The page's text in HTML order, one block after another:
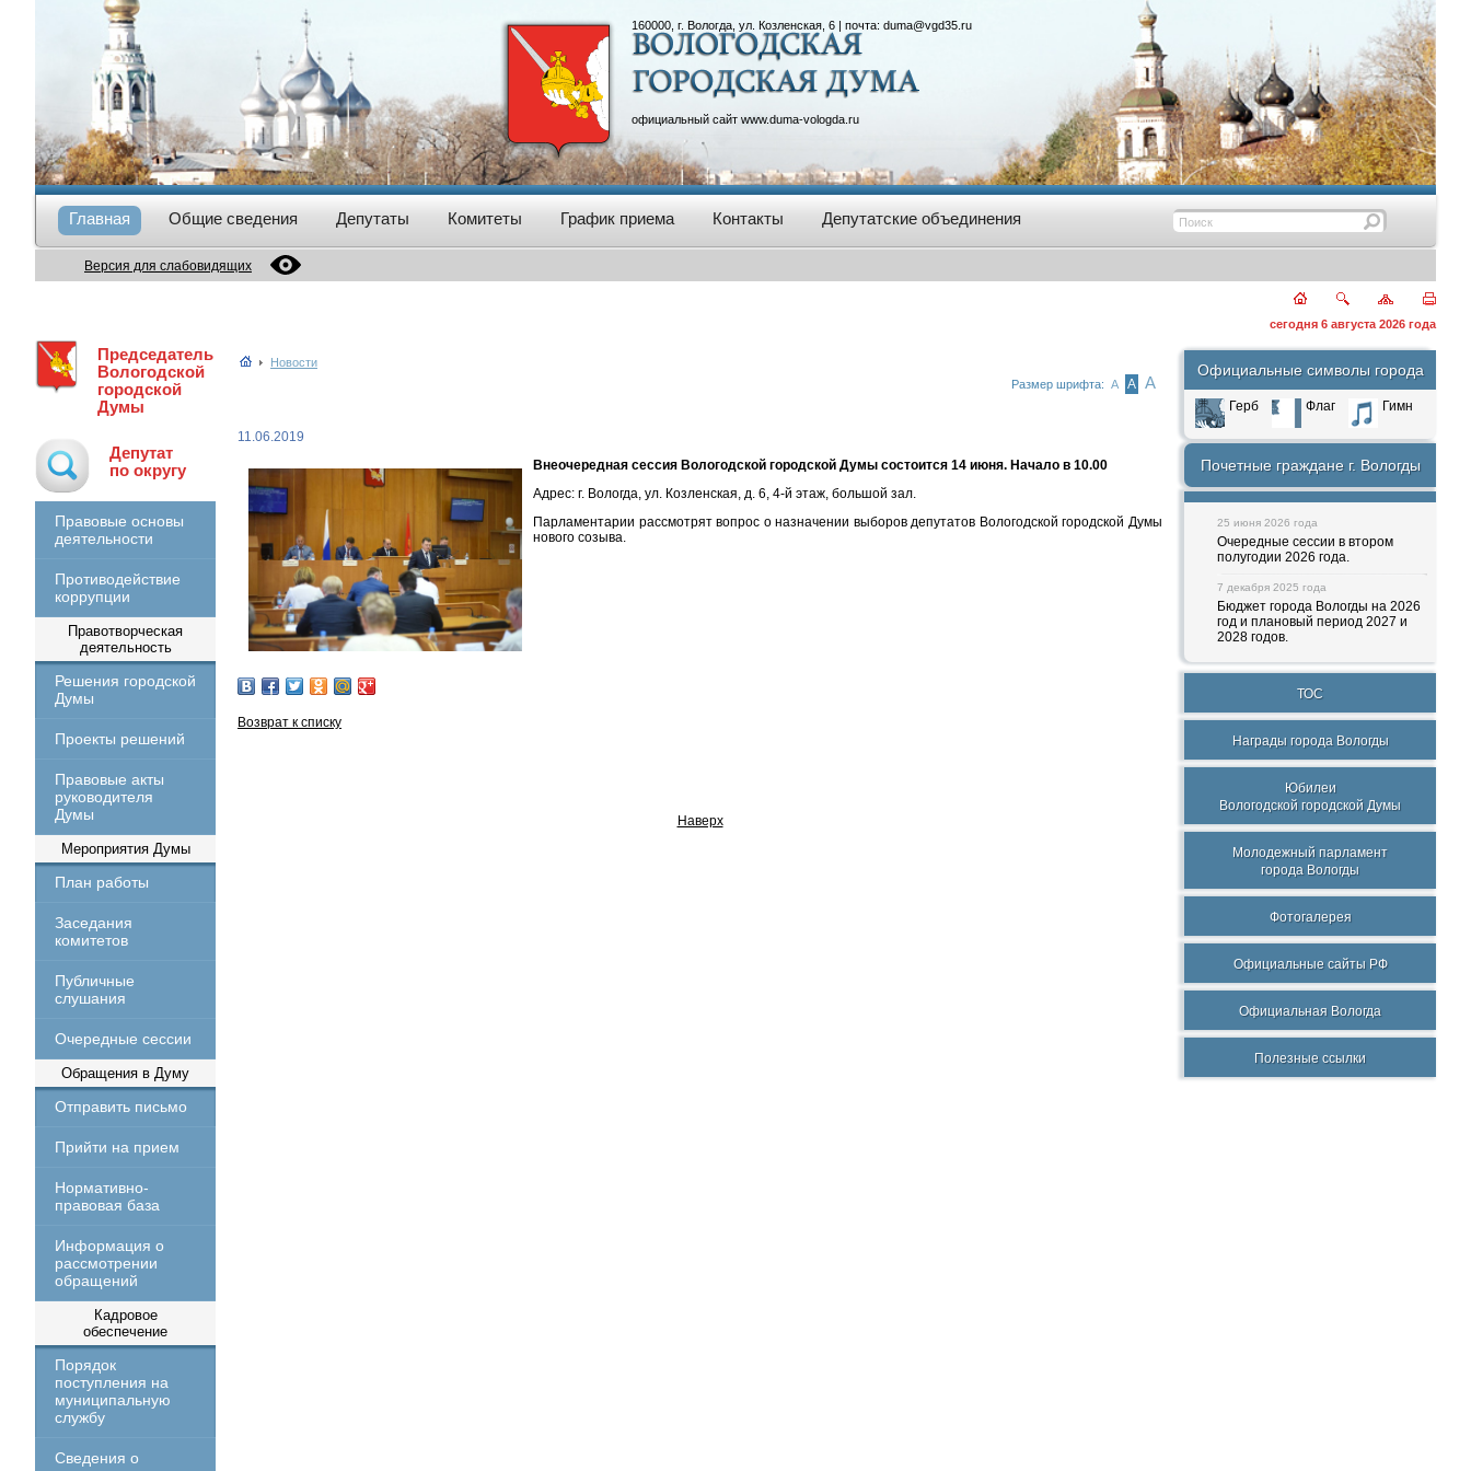
160000, г. Вологда, ул. Козленская, 6 | почта: duma@vgd35.ru
официальный сайт www.duma-vologda.ru
Главная Общие сведения Депутаты Комитеты График приема Контакты Депутатские объединения
Версия для слабовидящих
сегодня 6 августа 2026 года
Председатель
Вологодской
городской
Думы
Депутат
по округу
Правовые основы
деятельности
Противодействие
коррупции
Правотворческая
деятельность
Решения городской
Думы
Проекты решений
Правовые акты
руководителя
Думы
Мероприятия Думы
План работы
Заседания
комитетов
Публичные
слушания
Очередные сессии
Обращения в Думу
Отправить письмо
Прийти на прием
Нормативно-
правовая база
Информация о
рассмотрении
обращений
Кадровое
обеспечение
Порядок
поступления на
муниципальную
службу
Сведения о
Новости
Размер шрифта: А А А
11.06.2019
Внеочередная сессия Вологодской городской Думы состоится 14 июня. Начало в 10.00
Адрес: г. Вологда, ул. Козленская, д. 6, 4-й этаж, большой зал.
Парламентарии рассмотрят вопрос о назначении выборов депутатов Вологодской городской Думы
нового созыва.
Возврат к списку
Наверх
Официальные символы города
Герб Флаг Гимн
Почетные граждане г. Вологды
25 июня 2026 года
Очередные сессии в втором
полугодии 2026 года.
7 декабря 2025 года
Бюджет города Вологды на 2026
год и плановый период 2027 и
2028 годов.
ТОС
Награды города Вологды
Юбилеи
Вологодской городской Думы
Молодежный парламент
города Вологды
Фотогалерея
Официальные сайты РФ
Официальная Вологда
Полезные ссылки